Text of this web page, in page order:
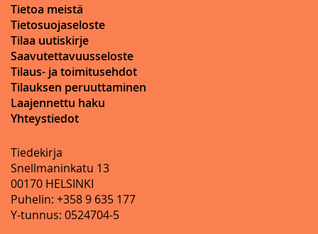
Tietoa meistä
Tietosuojaseloste
Tilaa uutiskirje
Saavutettavuusseloste
Tilaus- ja toimitusehdot
Tilauksen peruuttaminen
Laajennettu haku
Yhteystiedot
Tiedekirja
Snellmaninkatu 13
00170 HELSINKI
Puhelin: +358 9 635 177
Y-tunnus: 0524704-5